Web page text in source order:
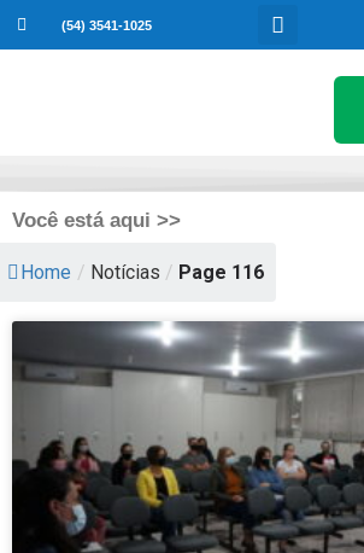
(54) 3541-1025
Você está aqui >>
Home / Notícias / Page 116